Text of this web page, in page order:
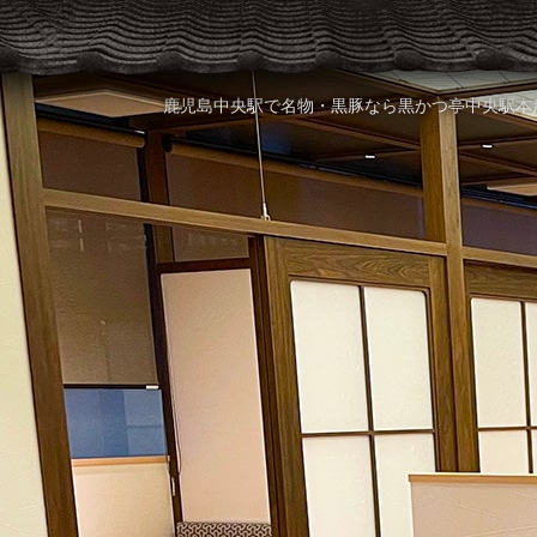
鹿児島中央駅で名物・黒豚なら黒かつ亭中央駅本